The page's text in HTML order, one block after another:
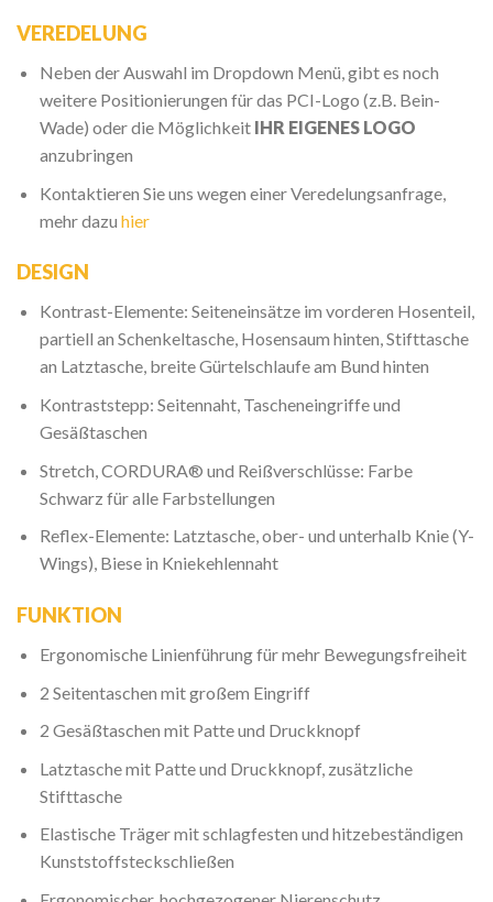
VEREDELUNG
Neben der Auswahl im Dropdown Menü, gibt es noch
weitere Positionierungen für das PCI-Logo (z.B. Bein-
Wade) oder die Möglichkeit IHR EIGENES LOGO
anzubringen
Kontaktieren Sie uns wegen einer Veredelungsanfrage,
mehr dazu hier
DESIGN
Kontrast-Elemente: Seiteneinsätze im vorderen Hosenteil,
partiell an Schenkeltasche, Hosensaum hinten, Stifttasche
an Latztasche, breite Gürtelschlaufe am Bund hinten
Kontraststepp: Seitennaht, Tascheneingriffe und
Gesäßtaschen
Stretch, CORDURA® und Reißverschlüsse: Farbe
Schwarz für alle Farbstellungen
Reflex-Elemente: Latztasche, ober- und unterhalb Knie (Y-
Wings), Biese in Kniekehlennaht
FUNKTION
Ergonomische Linienführung für mehr Bewegungsfreiheit
2 Seitentaschen mit großem Eingriff
2 Gesäßtaschen mit Patte und Druckknopf
Latztasche mit Patte und Druckknopf, zusätzliche
Stifttasche
Elastische Träger mit schlagfesten und hitzebeständigen
Kunststoffsteckschließen